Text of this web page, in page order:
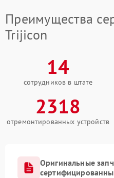
Преимущества
Trijicon
14
сотрудников в штате
2318
отремонтированных устройств
Оригинальные